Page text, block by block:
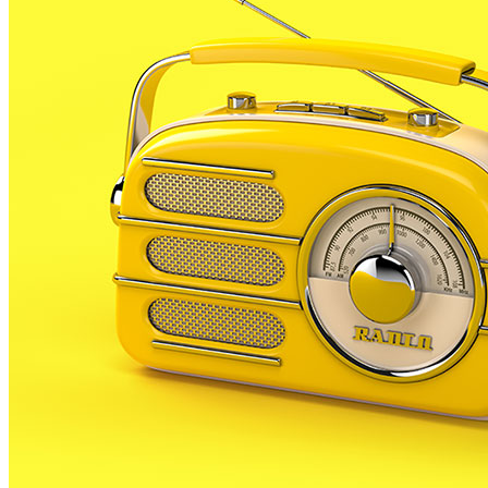
L’estudi, elaborat el 2008, ha constatat que el
mosquit tigre es troba en 87 municipis de 12
comarques catalanes, entre les quals es troba el
Maresme, augmentant en un sol any en 32 localitats
més que l’any 2007 (55 municipis).
En aquests estudi no hi surt PLF que sembla que de
moment està lliure d’aquests insecte, que a poc a
poc va colonitzant la nostra comarca.
Al Maresme hi ha 16 poblacions on ja s’ha detectat
aquests mosquit tigre. Les més properes Calella i
L’any 2006, el municipi maresmenc on es va detectar
el mosquit tigre per primer cop va ser Caldes